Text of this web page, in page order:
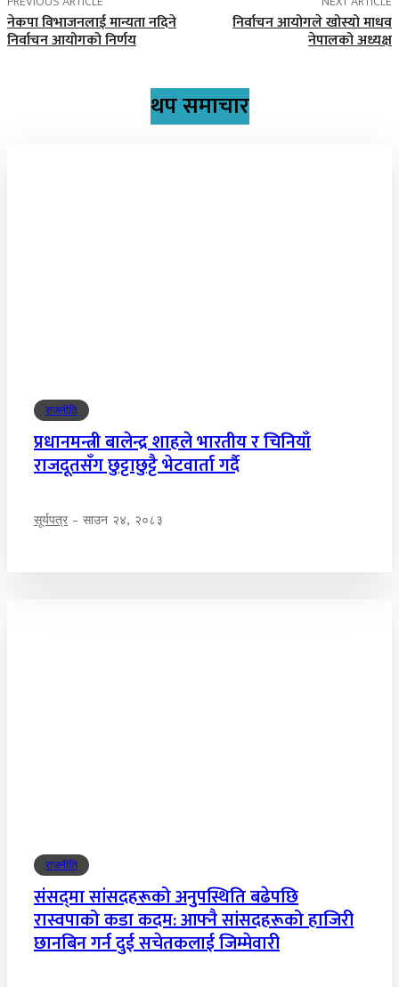
नेकपा विभाजनलाई मान्यता नदिने
निर्वाचन आयोगको निर्णय
निर्वाचन आयोगले खोस्यो माधव
नेपालको अध्यक्ष
थप समाचार
राजनीति
प्रधानमन्त्री बालेन्द्र शाहले भारतीय र चिनियाँ
राजदूतसँग छुट्टाछुट्टै भेटवार्ता गर्दै
सूर्यपत्र - साउन २४, २०८३
राजनीति
संसद्‌मा सांसदहरूको अनुपस्थिति बढेपछि
रास्वपाको कडा कदम: आफ्नै सांसदहरूको हाजिरी
छानबिन गर्न दुई सचेतकलाई जिम्मेवारी